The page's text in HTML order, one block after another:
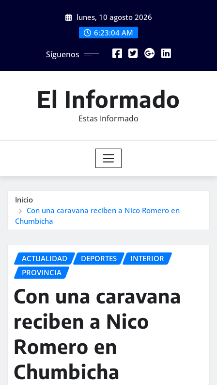
lunes, 10 agosto 2026
6:23:06 AM
Síguenos
El Informado
Estas Informado
Inicio
Con una caravana reciben a Nico Romero en
Chumbicha
ACTUALIDAD DEPORTES
INTERIOR
PROVINCIA
Con una caravana
reciben a Nico
Romero en
Chumbicha